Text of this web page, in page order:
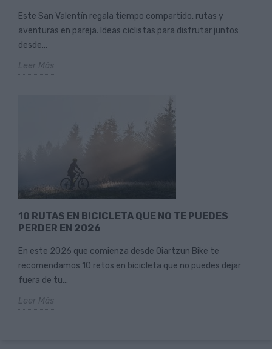
Este San Valentín regala tiempo compartido, rutas y
aventuras en pareja. Ideas ciclistas para disfrutar juntos
desde...
Leer Más
10 RUTAS EN BICICLETA QUE NO TE PUEDES
PERDER EN 2026
En este 2026 que comienza desde Oiartzun Bike te
recomendamos 10 retos en bicicleta que no puedes dejar
fuera de tu...
Leer Más